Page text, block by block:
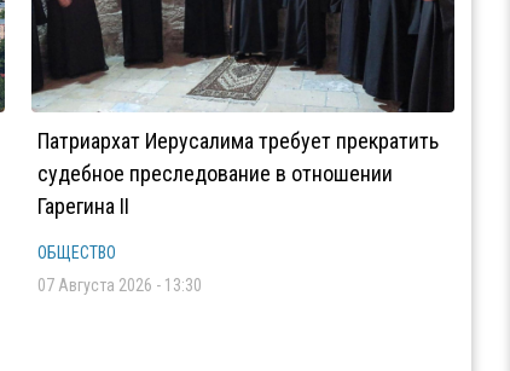
Патриархат Иерусалима требует прекратить
судебное преследование в отношении
Гарегина II
ОБЩЕСТВО
07 Августа 2026 - 13:30